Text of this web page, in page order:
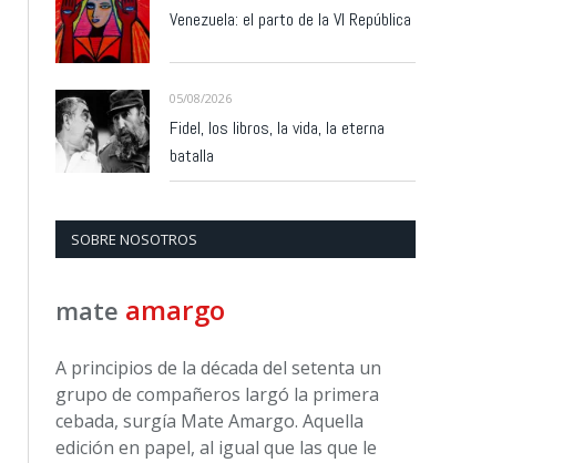
Venezuela: el parto de la VI República
05/08/2026
Fidel, los libros, la vida, la eterna
batalla
SOBRE NOSOTROS
mate amargo
A principios de la década del setenta un
grupo de compañeros largó la primera
cebada, surgía Mate Amargo. Aquella
edición en papel, al igual que las que le